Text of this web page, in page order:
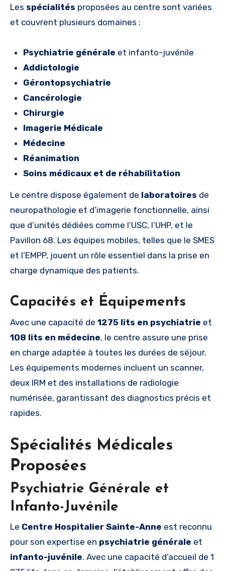
Les spécialités proposées au centre sont variées
et couvrent plusieurs domaines :
Psychiatrie générale et infanto-juvénile
Addictologie
Gérontopsychiatrie
Cancérologie
Chirurgie
Imagerie Médicale
Médecine
Réanimation
Soins médicaux et de réhabilitation
Le centre dispose également de laboratoires de
neuropathologie et d’imagerie fonctionnelle, ainsi
que d’unités dédiées comme l’USC, l’UHP, et le
Pavillon 68. Les équipes mobiles, telles que le SMES
et l’EMPP, jouent un rôle essentiel dans la prise en
charge dynamique des patients.
Capacités et Équipements
Avec une capacité de 1275 lits en psychiatrie et
108 lits en médecine, le centre assure une prise
en charge adaptée à toutes les durées de séjour.
Les équipements modernes incluent un scanner,
deux IRM et des installations de radiologie
numérisée, garantissant des diagnostics précis et
rapides.
Spécialités Médicales
Proposées
Psychiatrie Générale et
Infanto-Juvénile
Le Centre Hospitalier Sainte-Anne est reconnu
pour son expertise en psychiatrie générale et
infanto-juvénile. Avec une capacité d’accueil de 1